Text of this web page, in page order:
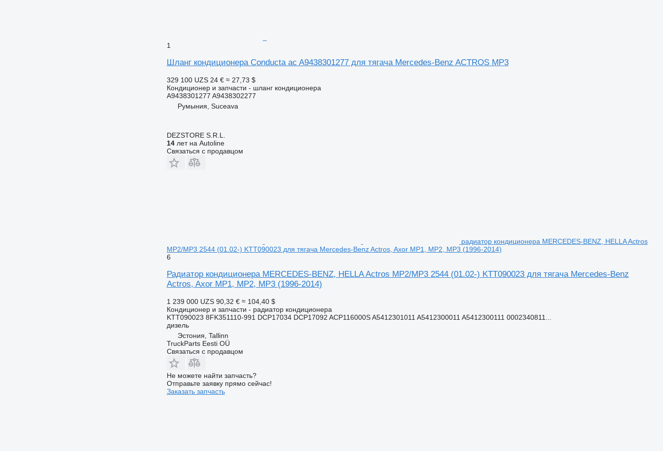
1
Шланг кондиционера Conducta ac A9438301277 для тягача Mercedes-Benz ACTROS MP3
329 100 UZS 24 € ≈ 27,73 $
Кондиционер и запчасти - шланг кондиционера
A9438301277 A9438302277
Румыния, Suceava
DEZSTORE S.R.L.
14лет на Autoline
Связаться с продавцом
радиатор кондиционера MERCEDES-BENZ, HELLA Actros
MP2/MP3 2544 (01.02-) KTT090023 для тягача Mercedes-Benz Actros, Axor MP1, MP2, MP3 (1996-2014)
6
Радиатор кондиционера MERCEDES-BENZ, HELLA Actros MP2/MP3 2544 (01.02-) KTT090023 для тягача Mercedes-Benz
Actros, Axor MP1, MP2, MP3 (1996-2014)
1 239 000 UZS 90,32 € ≈ 104,40 $
Кондиционер и запчасти - радиатор кондиционера
KTT090023 8FK351110-991 DCP17034 DCP17092 ACP116000S A5412301011 A5412300011 A5412300111 0002340811...
дизель
Эстония, Tallinn
TruckParts Eesti OÜ
Связаться с продавцом
Не можете найти запчасть?
Отправьте заявку прямо сейчас!
Заказать запчасть